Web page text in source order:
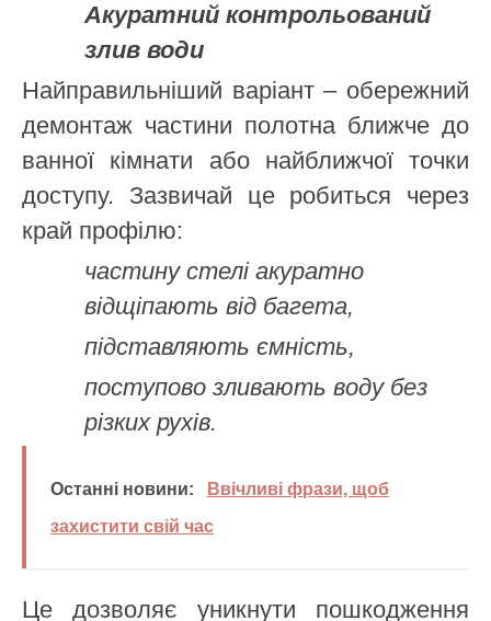
Акуратний контрольований
злив води
Найправильніший варіант – обережний
демонтаж частини полотна ближче до
ванної кімнати або найближчої точки
доступу. Зазвичай це робиться через
край профілю:
частину стелі акуратно
відщіпають від багета,
підставляють ємність,
поступово зливають воду без
різких рухів.
Останні новини:
Ввічливі фрази, щоб
захистити свій час
Це дозволяє уникнути пошкодження